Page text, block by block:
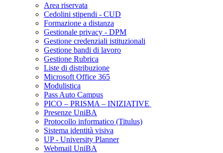
Area riservata
Cedolini stipendi - CUD
Formazione a distanza
Gestionale privacy - DPM
Gestione credenziali istituzionali
Gestione bandi di lavoro
Gestione Rubrica
Liste di distribuzione
Microsoft Office 365
Modulistica
Pass Auto Campus
PICO – PRISMA – INIZIATIVE
Presenze UniBA
Protocollo informatico (Titulus)
Sistema identità visiva
UP - University Planner
Webmail UniBA